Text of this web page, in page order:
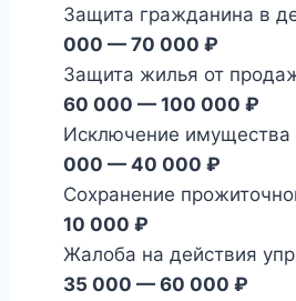
Защита гражданина в
000 — 70 000 ₽
Защита жилья от
60 000 — 100 000 ₽
Исключение имущества
000 — 40 000 ₽
Сохранение
10 000 ₽
Жалоба на действия
35 000 — 60 000 ₽